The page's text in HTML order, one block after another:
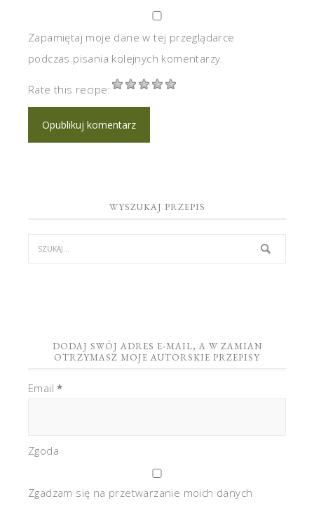
Zapamiętaj moje dane w tej przeglądarce
podczas pisania kolejnych komentarzy.
Rate this recipe:
WYSZUKAJ PRZEPIS
DODAJ SWÓJ ADRES E-MAIL, A W ZAMIAN
OTRZYMASZ MOJE AUTORSKIE PRZEPISY
Email*
Zgoda
Zgadzam się na przetwarzanie moich danych